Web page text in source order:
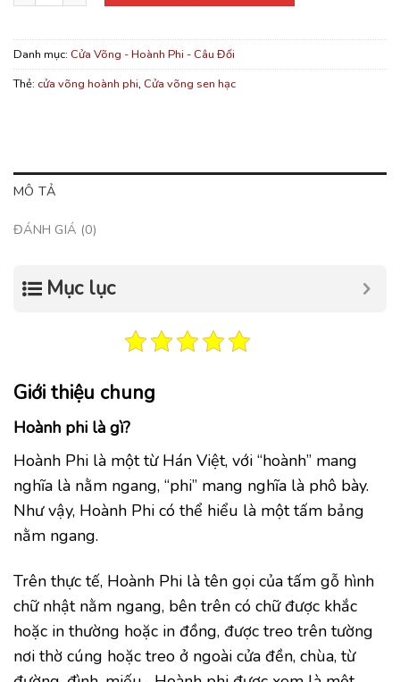
Danh mục: Cửa Võng - Hoành Phi - Câu Đối
Thẻ: cửa võng hoành phi, Cửa võng sen hạc
MÔ TẢ
ĐÁNH GIÁ (0)
Mục lục
Giới thiệu chung
Hoành phi là gì?
Hoành Phi là một từ Hán Việt, với “hoành” mang
nghĩa là nằm ngang, “phi” mang nghĩa là phô bày.
Như vậy, Hoành Phi có thể hiểu là một tấm bảng
nằm ngang.
Trên thực tế, Hoành Phi là tên gọi của tấm gỗ hình
chữ nhật nằm ngang, bên trên có chữ được khắc
hoặc in thường hoặc in đồng, được treo trên tường
nơi thờ cúng hoặc treo ở ngoài cửa đền, chùa, từ